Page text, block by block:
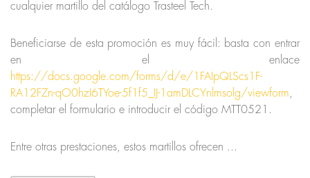
cualquier martillo del catálogo Trasteel Tech.
Beneficiarse de esta promoción es muy fácil: basta con entrar
en el enlace
https://docs.google.com/forms/d/e/1FAIpQLScs1F-
RA12FZn-qO0hzI6TYoe-5f1f5_IJ-1amDLCYnlmsolg/viewform
completar el formulario e introducir el código MTT0521.
Entre otras prestaciones, estos martillos ofrecen ...